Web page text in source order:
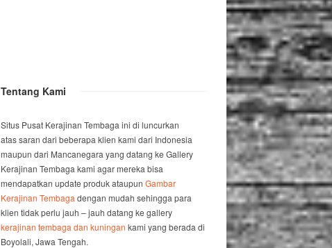
Tentang Kami
Situs Pusat Kerajinan Tembaga ini di luncurkan
atas saran dari beberapa klien kami dari Indonesia
maupun dari Mancanegara yang datang ke Gallery
Kerajinan Tembaga kami agar mereka bisa
mendapatkan update produk ataupun Gambar
Kerajinan Tembaga dengan mudah sehingga para
klien tidak perlu jauh – jauh datang ke gallery
kerajinan tembaga dan kuningan kami yang berada di
Boyolali, Jawa Tengah.